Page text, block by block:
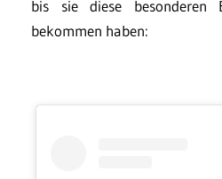
bis sie diese besonderen
bekommen haben: